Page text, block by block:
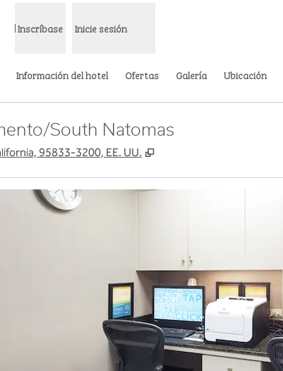
Inscríbase Inicie sesión
Información del hotel Ofertas Galería Ubicación
South Natomas
95833-3200, EE. UU. ,